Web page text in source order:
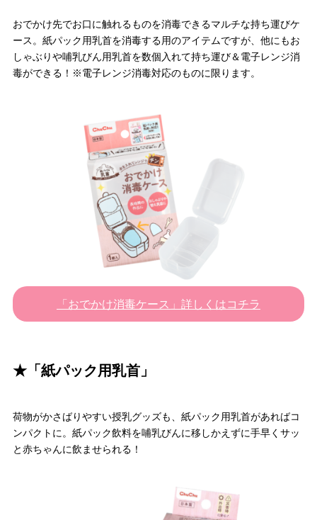
おでかけ先でお口に触れるものを消毒できるマルチな持ち運びケ
ース。紙パック用乳首を消毒する用のアイテムですが、他にもお
しゃぶりや哺乳びん用乳首を数個入れて持ち運び＆電子レンジ消
毒ができる！※電子レンジ消毒対応のものに限ります。
「おでかけ消毒ケース」詳しくはコチラ
★「紙パック用乳首」
荷物がかさばりやすい授乳グッズも、紙パック用乳首があればコ
ンパクトに。紙パック飲料を哺乳びんに移しかえずに手早くサッ
と赤ちゃんに飲ませられる！